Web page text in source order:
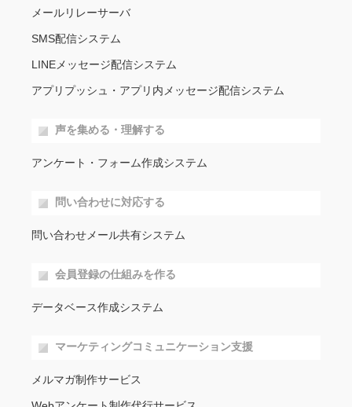
メールリレーサーバ
SMS配信システム
LINEメッセージ配信システム
アプリプッシュ・アプリ内メッセージ配信システム
声を集める・理解する
アンケート・フォーム作成システム
問い合わせに対応する
問い合わせメール共有システム
会員登録の仕組みを作る
データベース作成システム
マーケティングコミュニケーション支援
メルマガ制作サービス